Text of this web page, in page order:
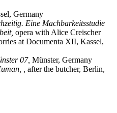
Germany
Eine Machbarkeitsstudie
opera with Alice Creischer
at Documenta XII, Kassel,
07, Münster, Germany
,
after the butcher, Berlin,